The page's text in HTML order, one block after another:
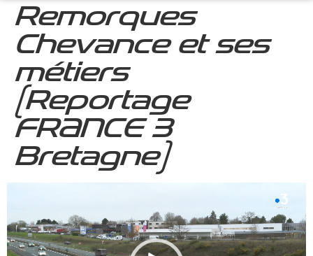
Remorques
Chevance et ses
métiers
(Reportage
FRANCE 3
Bretagne)